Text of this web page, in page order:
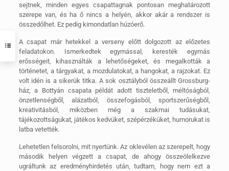
sejtnek, minden egyes csapattagnak pontosan meghatározott
szerepe van, és ha ő nincs a helyén, akkor akár a rendszer is
összedőlhet. Ez pedig kimondatlan húzóerő.
A csapat már hetekkel a verseny előtt dolgozott az előzetes
feladatokon. Ismerkedtek egymással, keresték egymás
erősségeit, kihasználták a lehetőségeket, és megalkották a
történetet, a tárgyakat, a mozdulatokat, a hangokat, a rajzokat. Ez
volt idén is a sikerük titka. A sok osztályból összeállt Grossburg-
ház, a Bottyán csapata példát adott tiszteletből, méltóságból,
önzetlenségből, alázatból, összefogásból, sportszerűségből,
kreativitásból, miközben még a szakmai tudásukat,
tájékozottságukat, játékos kedvüket, szépérzéküket, humorukat is
latba vetették.
Lehetetlen felsorolni, mit nyertünk. Az oklevélen az szerepelt, hogy
második helyen végzett a csapat, de ahogy összeölelkezve
ugráltunk az eredményhirdetés után, tudtam, hogy nem ezt a